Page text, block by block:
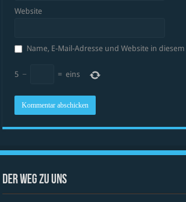
Website
Name, E-Mail-Adresse und Website in
5 − = eins
Der Weg zu uns